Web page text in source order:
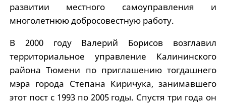
развитии местного самоуправления и
многолетнюю добросовестную работу.
В 2000 году Валерий Борисов возглавил
территориальное управление Калининского
района Тюмени по приглашению тогдашнего
мэра города Степана Киричука, занимавшего
этот пост с 1993 по 2005 годы. Спустя три года он